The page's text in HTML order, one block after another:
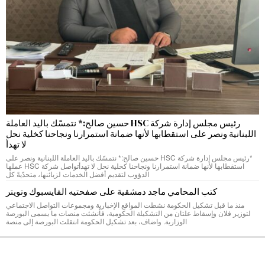
رئيس مجلس إدارة شركة HSC حسين صالح:* نتمسّك باليد العاملة
اللبنانية ونصر على استقطابها لأنها ضمانة استمرارنا ونجاحنا كخلية نحل
لا تهدأ
*رئيس مجلس إدارة شركة HSC حسين صالح:* نتمسّك باليد العاملة اللبنانية ونصر على
استقطابها لأنها ضمانة استمرارنا ونجاحنا كخلية نحل لا تهدأتواصل شركة HSC عملها
الدؤوب لتقديم أفضل الخدمات لزبائنها، متحدّيةً كل
كتب المحامي ماجد دمشقية على صفحتيه الفايسبوك وتويتر
منذ ما قبل تشكيل الحكومة نشطت المواقع الإخبارية ومجموعات التواصل الاجتماعي
لتوزير فلان وإسقاط علتان من التشكيلة الحكومية، فأنشئت منصات ما يسمى البورصة
الوزارية. واضاف، بعد تشكيل الحكومة انتقلت البورصة إلى منصة